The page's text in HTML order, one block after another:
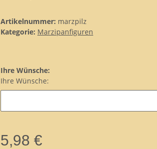
Artikelnummer: marzpilz
Kategorie: Marzipanfiguren
Ihre Wünsche:
Ihre Wünsche:
5,98 €